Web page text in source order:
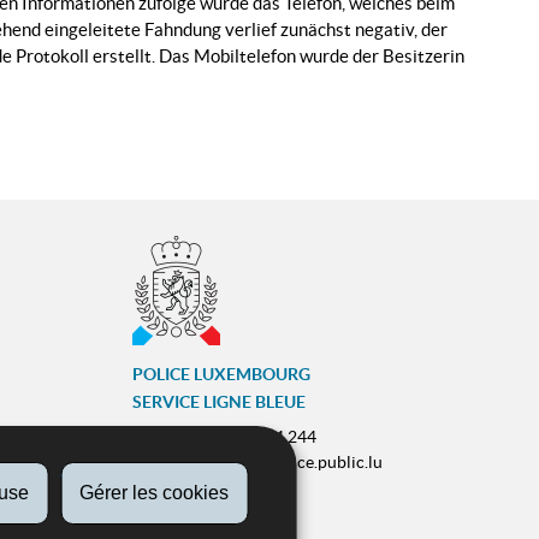
Gérer les cookies
eingeleitete Fahndung verlief zunächst negativ, der
Protokoll erstellt. Das Mobiltelefon wurde der Besitzerin
POLICE LUXEMBOURG
SERVICE LIGNE BLEUE
(+352) 244 244 244
E-mail : contact@police.public.lu
Urgences : 113
ZESUMME FIR IECH